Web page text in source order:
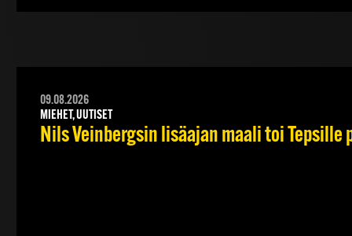
09.08.2026
MIEHET, UUTISET
Nils Veinbergsin lisäajan maali toi Tepsille